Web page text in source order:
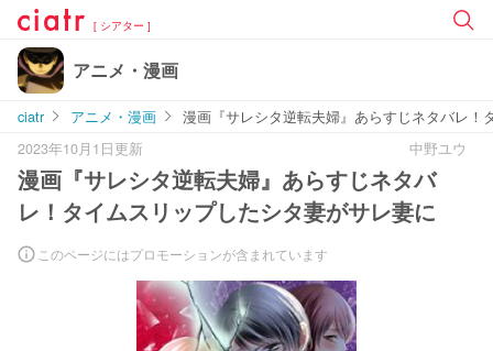
[ シアター ]
アニメ・漫画
ciatr アニメ・漫画
漫画『サレシタ逆転夫婦』あらすじネタバレ！
2023年10月1日更新
中野ユウ
漫画『サレシタ逆転夫婦』あらすじネタバ
レ！タイムスリップしたシタ妻がサレ妻に
このページにはプロモーションが含まれています